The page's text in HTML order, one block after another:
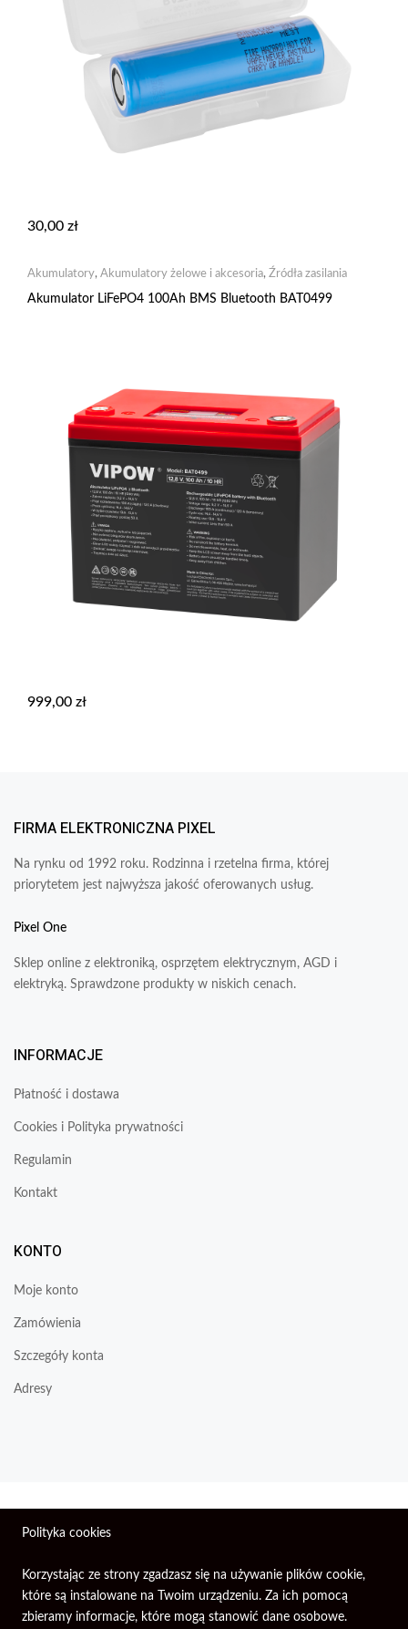
30,00 zł
Akumulatory, Akumulatory żelowe i akcesoria, Źródła zasilania
Akumulator LiFePO4 100Ah BMS Bluetooth BAT0499
999,00 zł
FIRMA ELEKTRONICZNA PIXEL
Na rynku od 1992 roku. Rodzinna i rzetelna firma, której
priorytetem jest najwyższa jakość oferowanych usług.
Pixel One
Sklep online z elektroniką, osprzętem elektrycznym, AGD i
elektryką. Sprawdzone produkty w niskich cenach.
INFORMACJE
Płatność i dostawa
Cookies i Polityka prywatności
Regulamin
Kontakt
KONTO
Moje konto
Zamówienia
Szczegóły konta
Adresy
Wszelkie prawa zastrzeżone © 2026 | Firma Elektroniczna
Polityka cookies
Korzystając ze strony zgadzasz się na używanie plików cookie,
które są instalowane na Twoim urządzeniu. Za ich pomocą
zbieramy informacje, które mogą stanowić dane osobowe.